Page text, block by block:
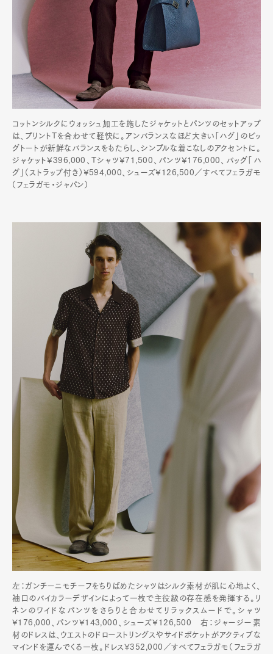
コットンシルクにウォッシュ加工を施したジャケットとパンツのセットアップ
は、プリントTを合わせて軽快に。アンバランスなほど大きい「ハグ」のビッ
グトートが新鮮なバランスをもたらし、シンプルな着こなしのアクセントに。
ジャケット¥396,000、Tシャツ¥71,500、パンツ¥176,000、バッグ「ハ
グ」（ストラップ付き）¥594,000、シューズ¥126,500／すべてフェラガモ
（フェラガモ・ジャパン）
左：ガンチーニモチーフをちりばめたシャツはシルク素材が肌に心地よく、
袖口のバイカラーデザインによって一枚で主役級の存在感を発揮する。リ
ネンのワイドなパンツをさらりと合わせてリラックスムードで。シャツ
¥176,000、パンツ¥143,000、シューズ¥126,500 右：ジャージー素
材のドレスは、ウエストのドローストリングスやサイドポケットがアクティブな
マインドを運んでくる一枚。ドレス¥352,000／すべてフェラガモ（フェラガ